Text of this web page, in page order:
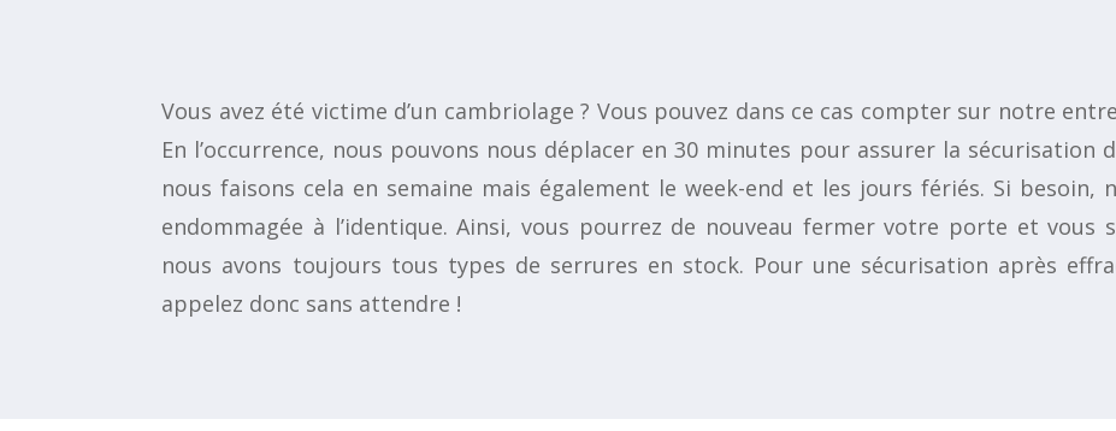
Vous avez été victime d’un cambriolage ? Vous pouvez dans ce cas compter sur notre
En l’occurrence, nous pouvons nous déplacer en 30 minutes pour assurer la sécurisation
nous faisons cela en semaine mais également le week-end et les jours fériés. Si besoin,
endommagée à l’identique. Ainsi, vous pourrez de nouveau fermer votre porte et vous
nous avons toujours tous types de serrures en stock. Pour une sécurisation après
appelez donc sans attendre !